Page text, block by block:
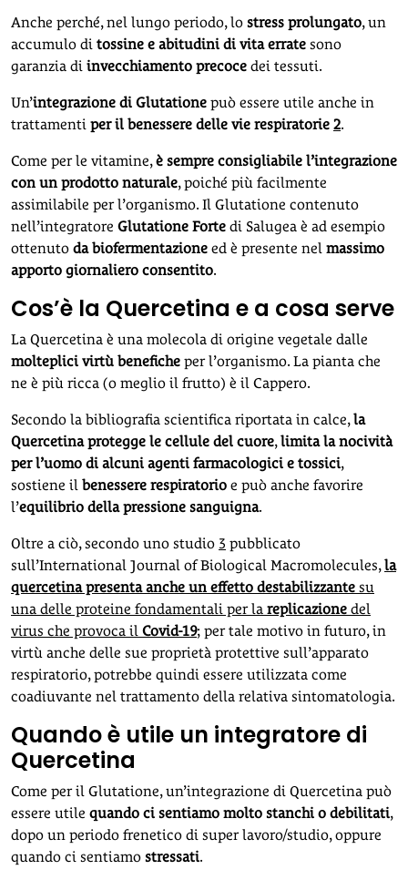
Anche perché, nel lungo periodo, lo stress prolungato, un
accumulo di tossine e abitudini di vita errate sono
garanzia di invecchiamento precoce dei tessuti.
Un’integrazione di Glutatione può essere utile anche in
trattamenti per il benessere delle vie respiratorie 2.
Come per le vitamine,è sempre consigliabile l’integrazione
con un prodotto naturale, poiché più facilmente
assimilabile per l’organismo. Il Glutatione contenuto
nell’integratore Glutatione Forte di Salugea è ad esempio
ottenuto da biofermentazione ed è presente nel massimo
apporto giornaliero consentito.
Cos’è la Quercetina e a cosa serve
La Quercetina è una molecola di origine vegetale dalle
molteplici virtù benefiche per l’organismo. La pianta che
ne è più ricca (o meglio il frutto) è il Cappero.
Secondo la bibliografia scientifica riportata in calce,la
Quercetina protegge le cellule del cuore,limita la nocività
per l’uomo di alcuni agenti farmacologici e tossici,
sostiene il benessere respiratorio e può anche favorire
l’equilibrio della pressione sanguigna.
Oltre a ciò, secondo uno studio 3 pubblicato
sull’International Journal of Biological Macromolecules,la
quercetina presenta anche un effetto destabilizzante su
una delle proteine fondamentali per la replicazione del
virus che provoca il Covid-19; per tale motivo in futuro, in
virtù anche delle sue proprietà protettive sull’apparato
respiratorio, potrebbe quindi essere utilizzata come
coadiuvante nel trattamento della relativa sintomatologia.
Quando è utile un integratore di
Quercetina
Come per il Glutatione, un’integrazione di Quercetina può
essere utile quando ci sentiamo molto stanchi o debilitati,
dopo un periodo frenetico di super lavoro/studio, oppure
quando ci sentiamo stressati.